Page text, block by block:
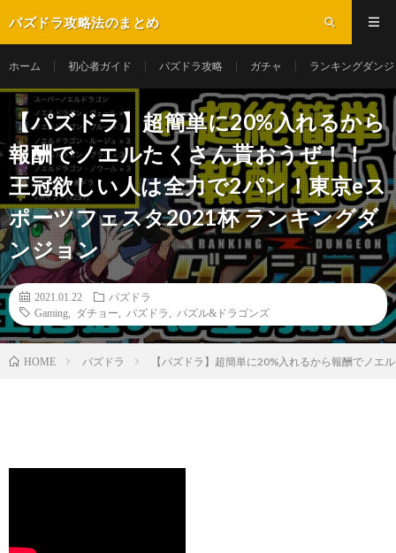
パズドラ攻略法のまとめ
ホーム 初心者ガイド パズドラ攻略 ガチャ ランキングダン
【パズドラ】超簡単に20%入れるから
報酬でノエルたくさん貰おうぜ！！
王冠欲しい人は全力で2パン！東京eス
ポーツフェスタ2021杯 ランキングダ
ンジョン
2021.01.22
パズドラ
Gaming
ダチョー パズドラ パズル&ドラゴンズ
HOME パズドラ 【パズドラ】超簡単に20%入れるから報酬でノ